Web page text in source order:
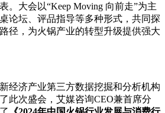
。大会以“Keep Moving 向前走”为主
论坛、评品指导等多种形式，共同探
径，为火锅产业的转型升级提供强大
济产业第三方数据挖掘和分析机构
此次盛会，艾媒咨询CEO兼首席分